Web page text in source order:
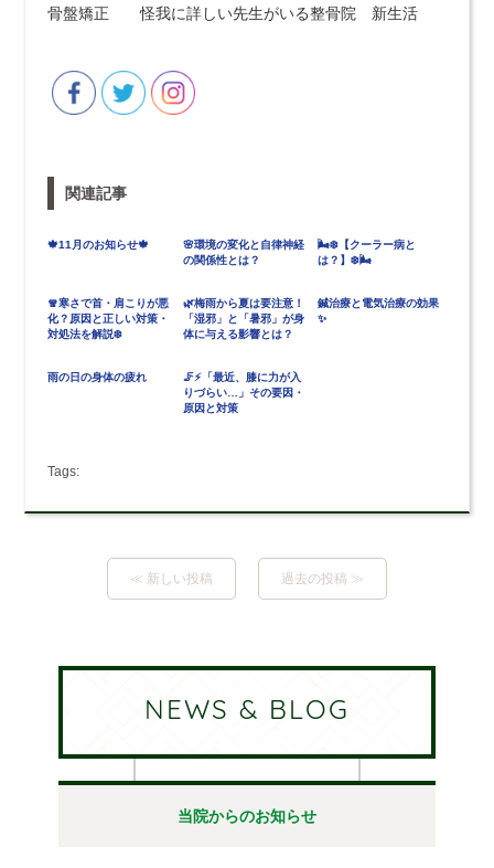
骨盤矯正 怪我に詳しい先生がいる整骨院 新生活
関連記事
🍁11月のお知らせ🍁
🌸環境の変化と自律神経
の関係性とは？
🌬️❄️【クーラー病と
は？】❄️🌬️
🧣寒さで首・肩こりが悪
化？原因と正しい対策・
対処法を解説❄️
🌿梅雨から夏は要注意！
「湿邪」と「暑邪」が身
体に与える影響とは？
鍼治療と電気治療の効果
✨
雨の日の身体の疲れ
🦵⚡「最近、膝に力が入
りづらい…」その要因・
原因と対策
Tags:
≪ 新しい投稿 過去の投稿 ≫
NEWS & BLOG
当院からのお知らせ